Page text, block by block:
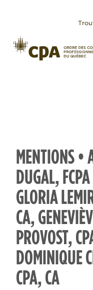
MENTIONS •
DUGAL,
GLORIA
CA,
PROVOST,
DOMINIQUE
CPA, CA